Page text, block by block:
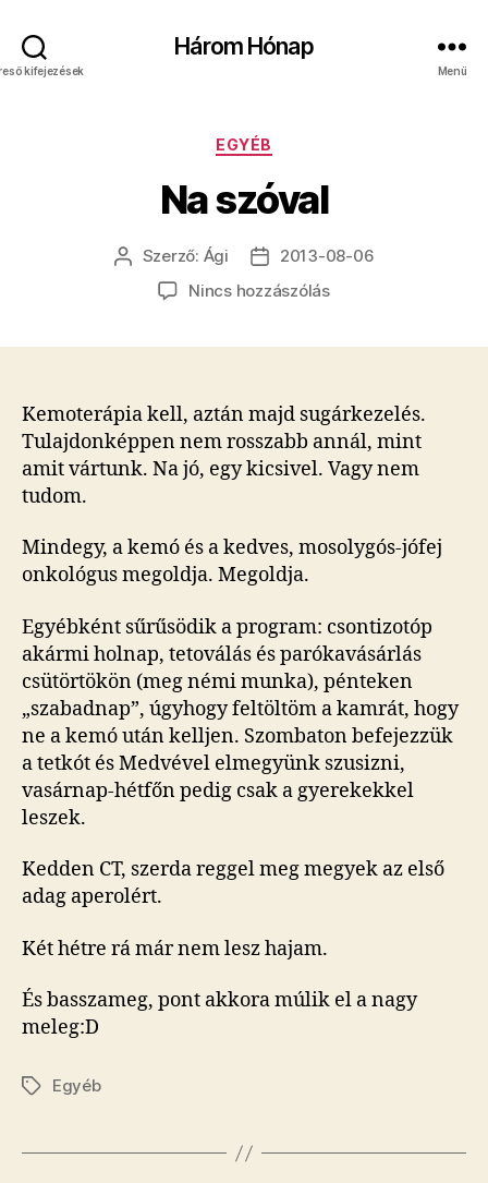
kifejezések
Három Hónap
Menü
Kategóriák
EGYÉB
Na szóval
Bejegyzés
szerzője
Szerző: Ági
Bejegyzés
dátuma
2013-08-06
Nincs hozzászólása(z)
Kemoterápia kell, aztán majd sugárkezelés.
Tulajdonképpen nem rosszabb annál, mint
amit vártunk. Na jó, egy kicsivel. Vagy nem
tudom.
Mindegy, a kemó és a kedves, mosolygós-jófej
onkológus megoldja. Megoldja.
Egyébként sűrűsödik a program: csontizotóp
akármi holnap, tetoválás és parókavásárlás
csütörtökön (meg némi munka), pénteken
„szabadnap”, úgyhogy feltöltöm a kamrát, hogy
ne a kemó után kelljen. Szombaton befejezzük
a tetkót és Medvével elmegyünk szusizni,
vasárnap-hétfőn pedig csak a gyerekekkel
leszek.
Kedden CT, szerda reggel meg megyek az első
adag aperolért.
Két hétre rá már nem lesz hajam.
És basszameg, pont akkora múlik el a nagy
meleg:D
CímkékEgyéb